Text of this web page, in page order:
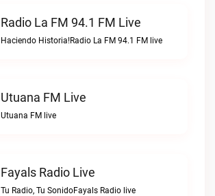
Radio La FM 94.1 FM Live
Haciendo Historia!Radio La FM 94.1 FM live
Utuana FM Live
Utuana FM live
Fayals Radio Live
Tu Radio, Tu SonidoFayals Radio live